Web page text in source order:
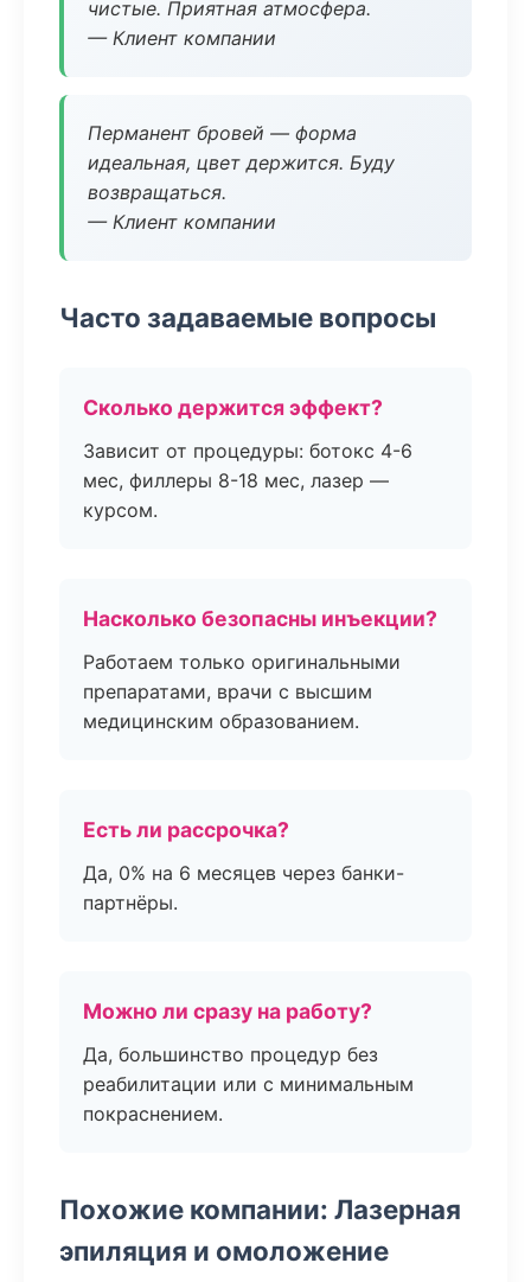
чистые. Приятная атмосфера.
— Клиент компании
Перманент бровей — форма
идеальная, цвет держится. Буду
возвращаться.
— Клиент компании
Часто задаваемые вопросы
Сколько держится эффект?
Зависит от процедуры: ботокс 4-6
мес, филлеры 8-18 мес, лазер —
курсом.
Насколько безопасны инъекции?
Работаем только оригинальными
препаратами, врачи с высшим
медицинским образованием.
Есть ли рассрочка?
Да, 0% на 6 месяцев через банки-
партнёры.
Можно ли сразу на работу?
Да, большинство процедур без
реабилитации или с минимальным
покраснением.
Похожие компании: Лазерная
эпиляция и омоложение